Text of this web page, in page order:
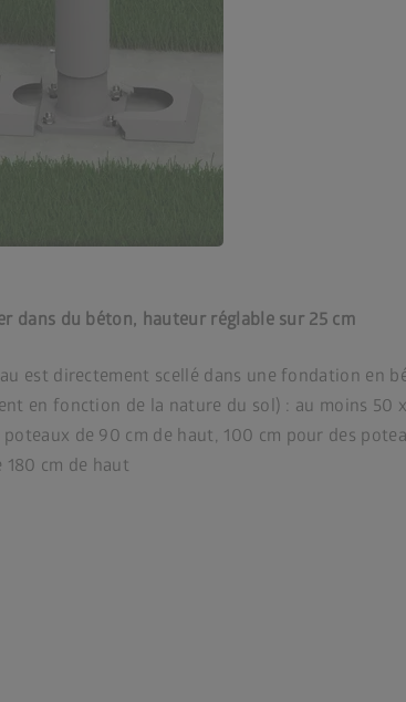
dans du béton, hauteur réglable sur 25 cm
est directement scellé dans une fondation en
en fonction de la nature du sol) : au moins 50
de 90 cm de haut, 100 cm pour des
180 cm de haut